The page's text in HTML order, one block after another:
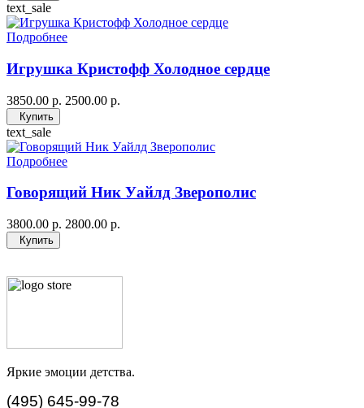
text_sale
Подробнее
Игрушка Кристофф Холодное сердце
3850.00 р. 2500.00 р.
Купить
text_sale
Подробнее
Говорящий Ник Уайлд Зверополис
3800.00 р. 2800.00 р.
Купить
Яркие эмоции детства.
(495) 645-99-78